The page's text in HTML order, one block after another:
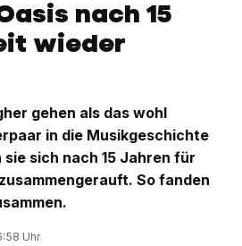
nach 15
wieder
gehen als das wohl
in die Musikgeschichte
sie sich nach 15 Jahren für
So fanden
Uhr